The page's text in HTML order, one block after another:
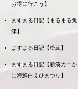
お得に行こう】
ますまる日記【まるまる魚
津】
ますまる日記【松茸】
ますまる日記【新湊カニか
に海鮮白えびまつり】